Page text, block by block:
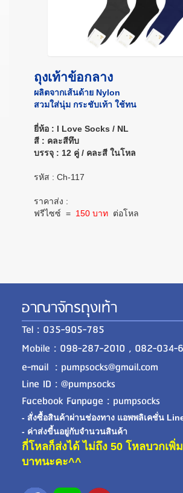
ถุงเท้าข้อกลาง
ผลิตจากเส้นด้าย Nylon
สวมใส่นุ่ม กระชับเท้า ใช้ทน
ยี่ห้อ : I Love Socks / NL
สี : คละสีทึบ
บรรจุ : 12 คู่ / คละสี ในโหล
รหัส : Ch-117
ราคาส่ง :
ฟรีไซซ์ = 150 บาท ต่อโหล
อาณาจักรถุงเท้า
Tel : 035-905-785
Mobile : 098-287-2010 , 082-034-
e-mail : pumpsocks@gmail.com
Line ID : @pumpsocks
Facebook Fanpage : pumpsocks
- สั่งซื้อสินค้าผ่านช่องทาง แอพพลิเคชั่น
- ค่าส่งขี้นอยู่กับจำนวนสินค้า
กี่โหลก็ส่งได้ ไม่ถึง 50 โหลบวกเพิ่
บาทนะคะ^^